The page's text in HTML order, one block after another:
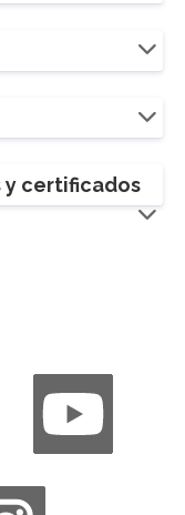
certificados